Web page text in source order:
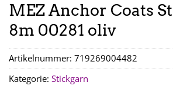
MEZ Anchor Coats
8m 00281 oliv
Artikelnummer: 719269004482
Kategorie: Stickgarn